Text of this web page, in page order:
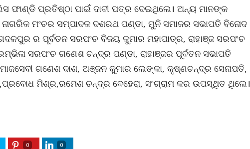
ଫାଣ୍ଡି ପ୍ରତିଷ୍ଠା ପାଇଁ ଦାବୀ ପତ୍ର ଦେଇଥିଲେ। ଅନ୍ୟ ମାନଙ୍କ
ମଂଚର ସମ୍ପାଦକ ଦଶରଥ ପଣ୍ଡା, ମୁନି ସମାଜର ସଭାପତି ବିନୋଦ
ର ପୂର୍ବତନ ସରପଂଚ ବିଜୟ କୁମାର ମହାପାତ୍ର, ରାହାଞ୍ଜ ସରପଂଚ
ସରପଂଚ ଗଣେଶ ଚନ୍ଦ୍ର ପଣ୍ଡା, ରାହାଞ୍ଜର ପୂର୍ବତନ ସଭାପତି
ଗଣେଶ ଦାଶ, ଅଞ୍ଜନ କୁମାର ଲେଙ୍କା, କୃଷ୍ଣଚନ୍ଦ୍ର ସେନାପତି,
ମିଶ୍ର,ରମେଶ ଚନ୍ଦ୍ର ବେହେରା, ସଂଗ୍ରାମ କର ଉପସ୍ଥିତ ଥିଲେ।
0 0